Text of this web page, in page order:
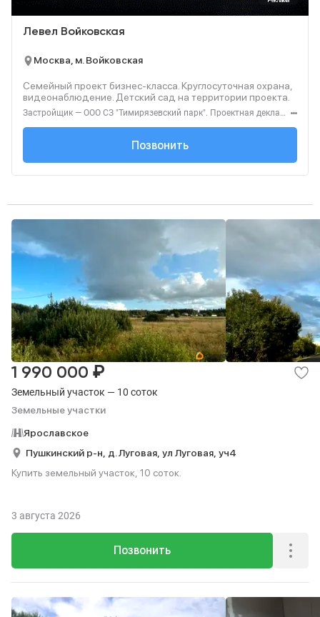
Левел Войковская
Москва, м. Войковская
Семейный проект бизнес-класса. Круглосуточная охрана,
видеонаблюдение. Детский сад на территории проекта.
Застройщик — ООО СЗ "Тимирязевский парк". Проектная декларация — наш.дом.рф. Акция до 31.08.2026. Не оферта. Подробности — level.ru
+7 (495) 137-47-...
Позвонить
Земельный участок — 10 соток
Земельные участки
1 990 000 ₽
Ярославское
Пушкинский р-н, д. Луговая, ул Луговая, уч4
Купить земельный участок, 10 соток.
Позвонить
3 августа 2026